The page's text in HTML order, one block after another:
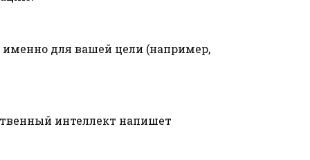
для вашей цели (например,
интеллект напишет